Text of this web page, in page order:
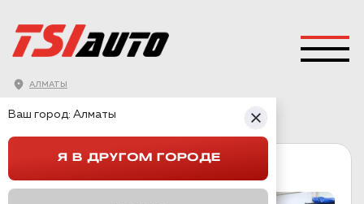
АЛМАТЫ
Ваш город: Алматы
Я В ДРУГОМ ГОРОДЕ